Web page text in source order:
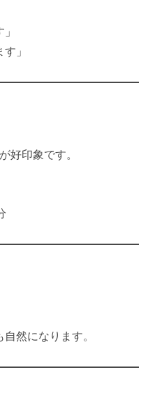
」
が好印象です。
然になります。